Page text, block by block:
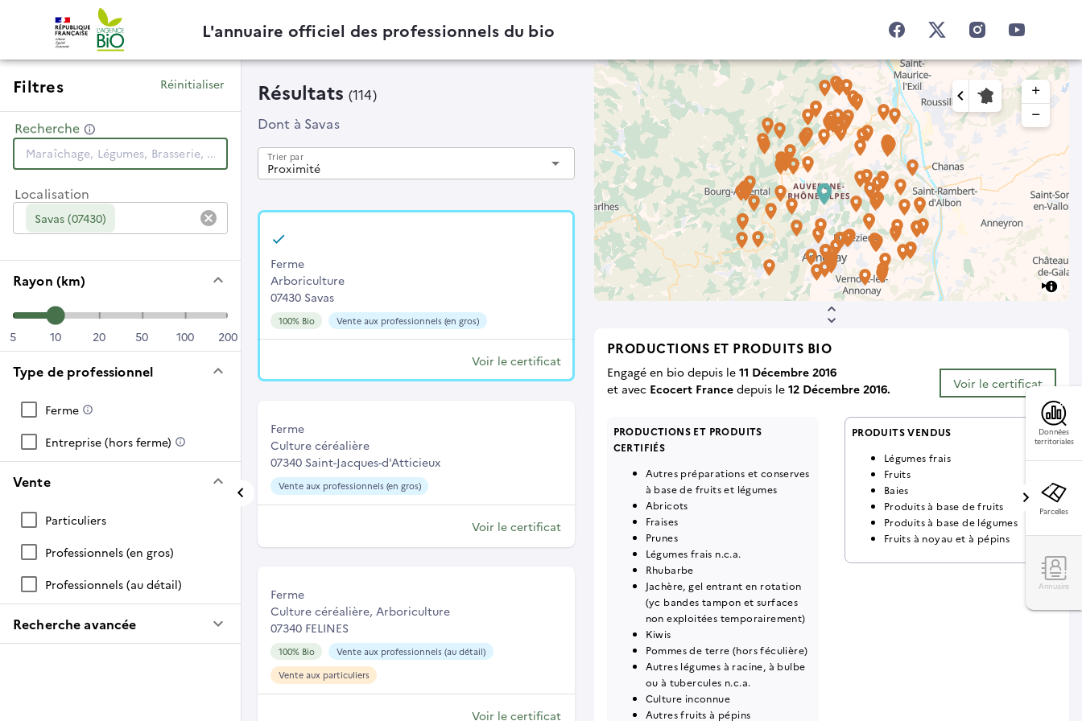
L'annuaire officiel des professionnels du bio
Filtres Réinitialiser
Recherche
Savas (07430)
Localisation
cancel
Rayon (km) keyboard_arrow_down
5 10 20 50 100 200
Type de professionnel keyboard_arrow_down
Ferme
Entreprise (hors ferme)
Vente keyboard_arrow_down
Particuliers
Professionnels (en gros)
Professionnels (au détail)
Recherche avancée keyboard_arrow_down
Résultats (114)
Dont à Savas
Proximité
Trier par arrow_drop_down
Ferme
Arboriculture
07430 Savas
100% Bio Vente aux professionnels (en gros)
Voir le certificat
Ferme
Culture céréalière
07340 Saint-Jacques-d'Atticieux
Vente aux professionnels (en gros)
Voir le certificat
Ferme
Culture céréalière, Arboriculture
07340 FELINES
100% Bio
Vente aux professionnels (au détail)
Vente aux particuliers
Voir le certificat
add
remove
PRODUCTIONS ET PRODUITS BIO
Engagé en bio depuis le 11 Décembre 2016
et avec Ecocert Francedepuis le 12 Décembre 2016. Voir le certificat
PRODUCTIONS ET PRODUITS
CERTIFIÉS
Autres préparations et conserves
à base de fruits et légumes
Abricots
Fraises
Prunes
Légumes frais n.c.a.
Rhubarbe
Jachère, gel entrant en rotation
(yc bandes tampon et surfaces
non exploitées temporairement)
Kiwis
Pommes de terre (hors féculière)
Autres légumes à racine, à bulbe
ou à tubercules n.c.a.
Culture inconnue
Autres fruits à pépins
PRODUITS VENDUS
Légumes frais
Fruits
Baies
Produits à base de fruits
Produits à base de légumes
Fruits à noyau et à pépins
Données
territoriales
Parcelles
Annuaire